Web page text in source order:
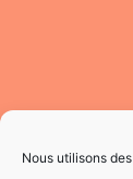
Nous utilisons